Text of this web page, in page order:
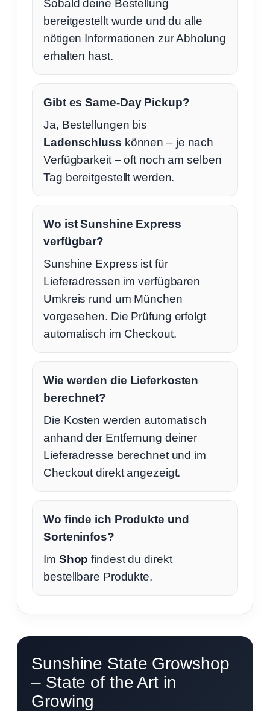
Sobald deine Bestellung
bereitgestellt wurde und du alle
nötigen Informationen zur Abholung
erhalten hast.
Gibt es Same-Day Pickup?
Ja, Bestellungen bis
Ladenschluss können – je nach
Verfügbarkeit – oft noch am selben
Tag bereitgestellt werden.
Wo ist Sunshine Express
verfügbar?
Sunshine Express ist für
Lieferadressen im verfügbaren
Umkreis rund um München
vorgesehen. Die Prüfung erfolgt
automatisch im Checkout.
Wie werden die Lieferkosten
berechnet?
Die Kosten werden automatisch
anhand der Entfernung deiner
Lieferadresse berechnet und im
Checkout direkt angezeigt.
Wo finde ich Produkte und
Sorteninfos?
Im Shop findest du direkt
bestellbare Produkte.
Sunshine State Growshop
– State of the Art in
Growing